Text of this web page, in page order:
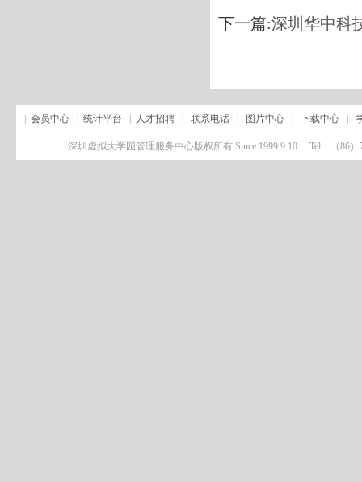
下一篇:深圳华中科
会员中心 统计平台 人才招聘 联系电话 图片中心 下载中心
深圳虚拟大学园管理服务中心版权所有 Since 1999.9.10 Tel：（